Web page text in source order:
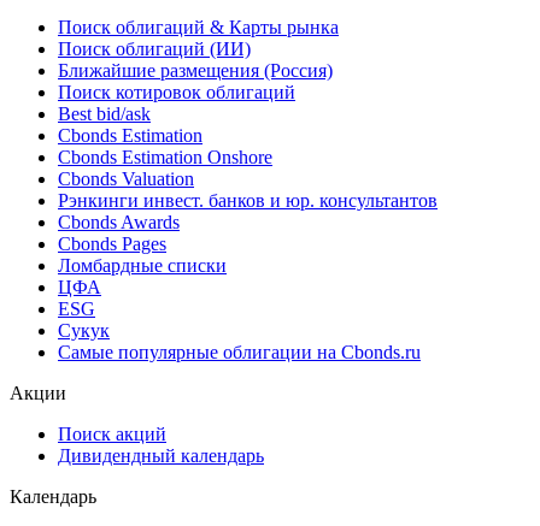
Поиск облигаций & Карты рынка
Поиск облигаций (ИИ)
Ближайшие размещения (Россия)
Поиск котировок облигаций
Best bid/ask
Cbonds Estimation
Cbonds Estimation Onshore
Cbonds Valuation
Рэнкинги инвест. банков и юр. консультантов
Cbonds Awards
Cbonds Pages
Ломбардные списки
ЦФА
ESG
Сукук
Самые популярные облигации на Cbonds.ru
Акции
Поиск акций
Дивидендный календарь
Календарь